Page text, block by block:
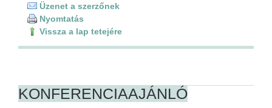
Üzenet a szerzőnek
Nyomtatás
Vissza a lap tetejére
KONFERENCIAAJÁNLÓ